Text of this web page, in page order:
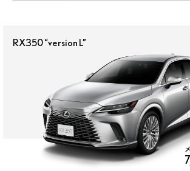
RX350 “version L”